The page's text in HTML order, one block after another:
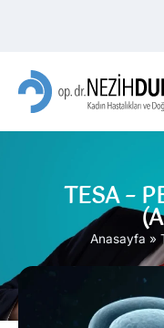
TESA –
Anasayfa »